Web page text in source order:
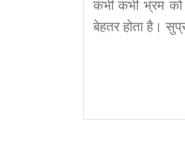
कभी कभी भ्रम
बेहतर होता है।